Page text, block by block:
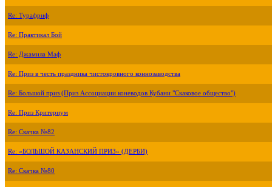
Re: Турафриф
Re: Практикал Бой
Re: Джамила Маф
Re: Приз в честь праздника чистокровного коннозаводства
Re: Большой приз (Приз Ассоциации коневодов Кубани "Скаковое общество")
Re: Приз Критериум
Re: Скачка №82
Re: «БОЛЬШОЙ КАЗАНСКИЙ ПРИЗ» (ДЕРБИ)
Re: Скачка №80